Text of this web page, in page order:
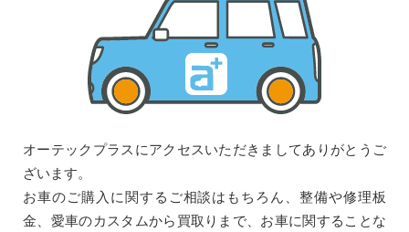
ご購入の流れ
オーテック安心保証
車検・ピットサービス
買取無料査定
お問合せ
オーテックプラスにアクセスいただきましてありがとうご
ざいます。
お車のご購入に関するご相談はもちろん、整備や修理板
金、愛車のカスタムから買取りまで、お車に関することな